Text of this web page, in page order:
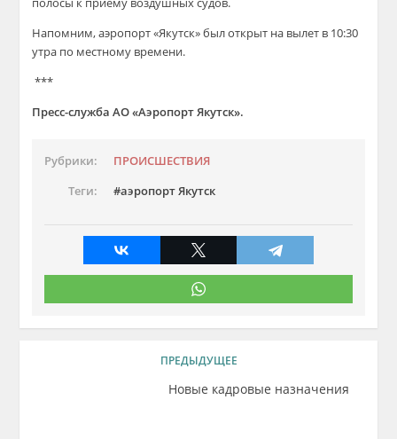
Напомним, аэропорт «Якутск» был открыт на вылет в 10:30
утра по местному времени.
***
Пресс-служба АО «Аэропорт Якутск».
Рубрики:
ПРОИСШЕСТВИЯ
Теги:
аэропорт Якутск
ПРЕДЫДУЩЕЕ
Новые кадровые назначения